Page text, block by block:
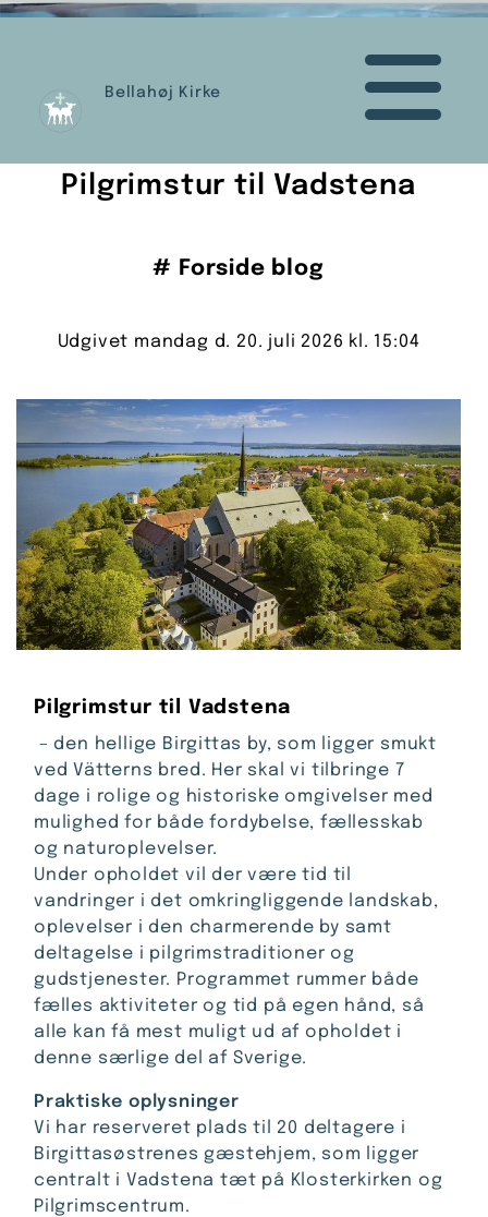
Bellahøj Kirke
Pilgrimstur til Vadstena
# Forside blog
Udgivet mandag d. 20. juli 2026 kl. 15:04
Pilgrimstur til Vadstena
– den hellige Birgittas by, som ligger smukt
ved Vätterns bred. Her skal vi tilbringe 7
dage i rolige og historiske omgivelser med
mulighed for både fordybelse, fællesskab
og naturoplevelser.
Under opholdet vil der være tid til
vandringer i det omkringliggende landskab,
oplevelser i den charmerende by samt
deltagelse i pilgrimstraditioner og
gudstjenester. Programmet rummer både
fælles aktiviteter og tid på egen hånd, så
alle kan få mest muligt ud af opholdet i
denne særlige del af Sverige.
Praktiske oplysninger
Vi har reserveret plads til 20 deltagere i
Birgittasøstrenes gæstehjem, som ligger
centralt i Vadstena tæt på Klosterkirken og
Pilgrimscentrum.